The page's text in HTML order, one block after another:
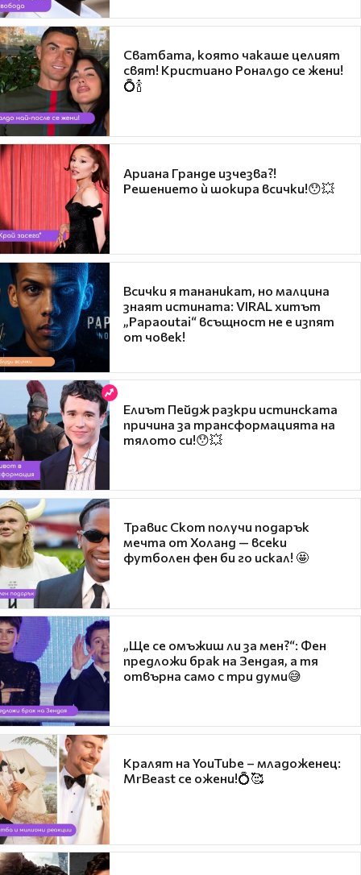
Сватбата, която чакаше целият
свят! Кристиано Роналдо се жени!
💍🍾
Ариана Гранде изчезва?!
Решението ѝ шокира всички!😯💥
Всички я тананикат, но малцина
знаят истината: VIRAL хитът
„Papaoutai“ всъщност не е изпят
от човек!
Елиът Пейдж разкри истинската
причина за трансформацията на
тялото си!😯💥
Травис Скот получи подарък
мечта от Холанд — всеки
футболен фен би го искал! 🤩
„Ще се омъжиш ли за мен?“: Фен
предложи брак на Зендая, а тя
отвърна само с три думи😅
Кралят на YouTube – младоженец:
MrBeast се ожени!💍🥰